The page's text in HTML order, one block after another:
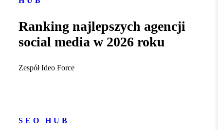
Ranking najlepszych agencji
social media w 2026 roku
Zespół Ideo Force
SEO HUB